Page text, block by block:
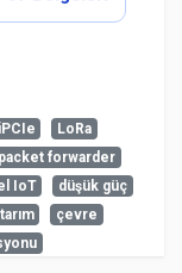
soruyu siz
LoRa
forwarder
IoT
düşük güç
tarım
çevre